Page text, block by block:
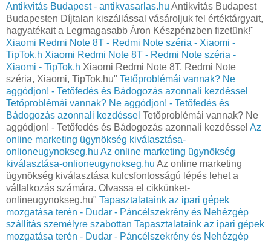
Antikvitás Budapest - antikvasarlas.hu Antikvitás Budapest
Budapesten Díjtalan kiszállással vásároljuk fel értéktárgyait,
hagyatékait a Legmagasabb Áron Készpénzben fizetünk!"
Xiaomi Redmi Note 8T - Redmi Note széria - Xiaomi -
TipTok.h Xiaomi Redmi Note 8T - Redmi Note széria -
Xiaomi - TipTok.h Xiaomi Redmi Note 8T, Redmi Note
széria, Xiaomi, TipTok.hu" Tetőproblémái vannak? Ne
aggódjon! - Tetőfedés és Bádogozás azonnali kezdéssel
Tetőproblémái vannak? Ne aggódjon! - Tetőfedés és
Bádogozás azonnali kezdéssel Tetőproblémái vannak? Ne
aggódjon! - Tetőfedés és Bádogozás azonnali kezdéssel Az
online marketing ügynökség kiválasztása-
onlioneugynokseg.hu Az online marketing ügynökség
kiválasztása-onlioneugynokseg.hu Az online marketing
ügynökség kiválasztása kulcsfontosságú lépés lehet a
vállalkozás számára. Olvassa el cikkünket-
onlineugynokseg.hu" Tapasztalataink az ipari gépek
mozgatása terén - Dudar - Páncélszekrény és Nehézgép
szállítás személyre szabottan Tapasztalataink az ipari gépek
mozgatása terén - Dudar - Páncélszekrény és Nehézgép